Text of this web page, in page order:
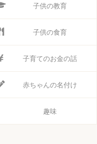
子供の教育
子供の食育
子育てのお金の話
赤ちゃんの名付け
趣味